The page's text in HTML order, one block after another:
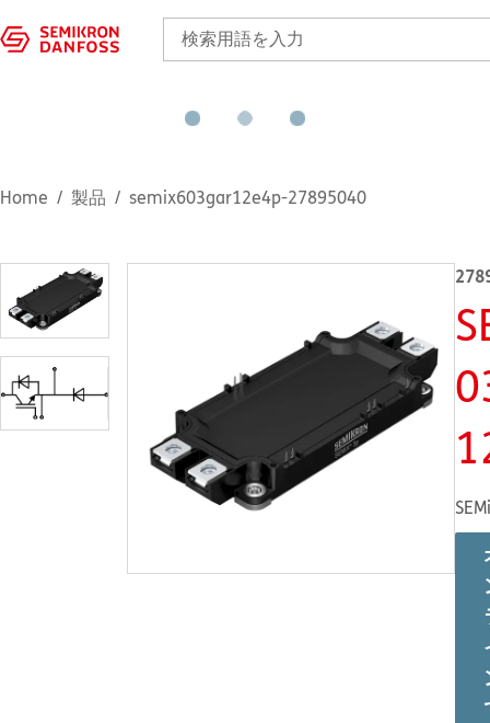
Home 製品 semix603gar12e4p-27895040